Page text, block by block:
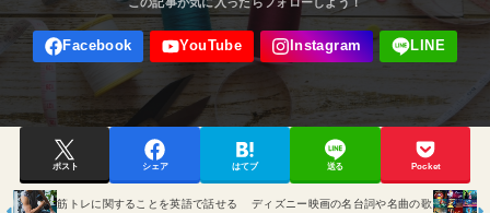
ポスト シェア はてブ 送る Pocket
筋トレに関することを英語で話せる
ディズニー映画の名台詞や名曲の歌